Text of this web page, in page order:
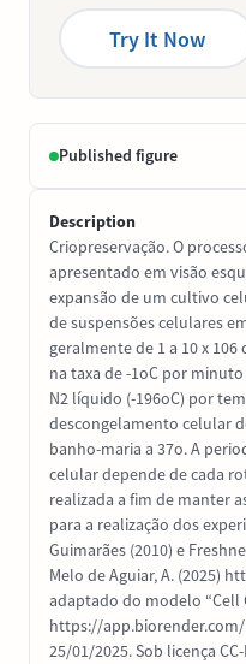
Try It Now
Published figure
Description
Criopreservação. O
apresentado em visão
expansão de um cultivo
de suspensões celulares
geralmente de 1 a 10 x
na taxa de -1oC por
N2 líquido (-196oC) por
descongelamento celular
banho-maria a 37o. A
celular depende de cada
realizada a fim de manter
para a realização dos
Guimarães (2010) e
Melo de Aguiar, A. (2025)
adaptado do modelo
https://
25/01/2025. Sob licença CC-